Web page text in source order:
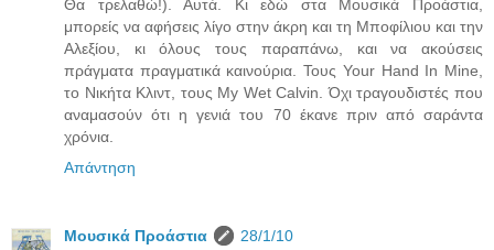
Θα τρελαθώ!). Αυτά. Κι εδώ στα Μουσικά Προάστια,
μπορείς να αφήσεις λίγο στην άκρη και τη Μποφίλιου και την
Αλεξίου, κι όλους τους παραπάνω, και να ακούσεις
πράγματα πραγματικά καινούρια. Τους Your Hand In Mine,
το Νικήτα Κλιντ, τους My Wet Calvin. Όχι τραγουδιστές που
αναμασούν ότι η γενιά του 70 έκανε πριν από σαράντα
χρόνια.
Απάντηση
Μουσικά Προάστια
28/1/10